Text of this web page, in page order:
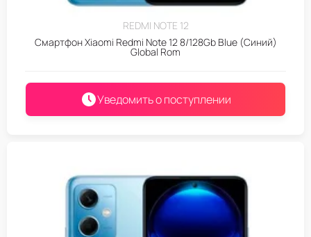
REDMI NOTE 12
Смартфон Xiaomi Redmi Note 12 8/128Gb Blue (Синий)
Global Rom
Уведомить о поступлении